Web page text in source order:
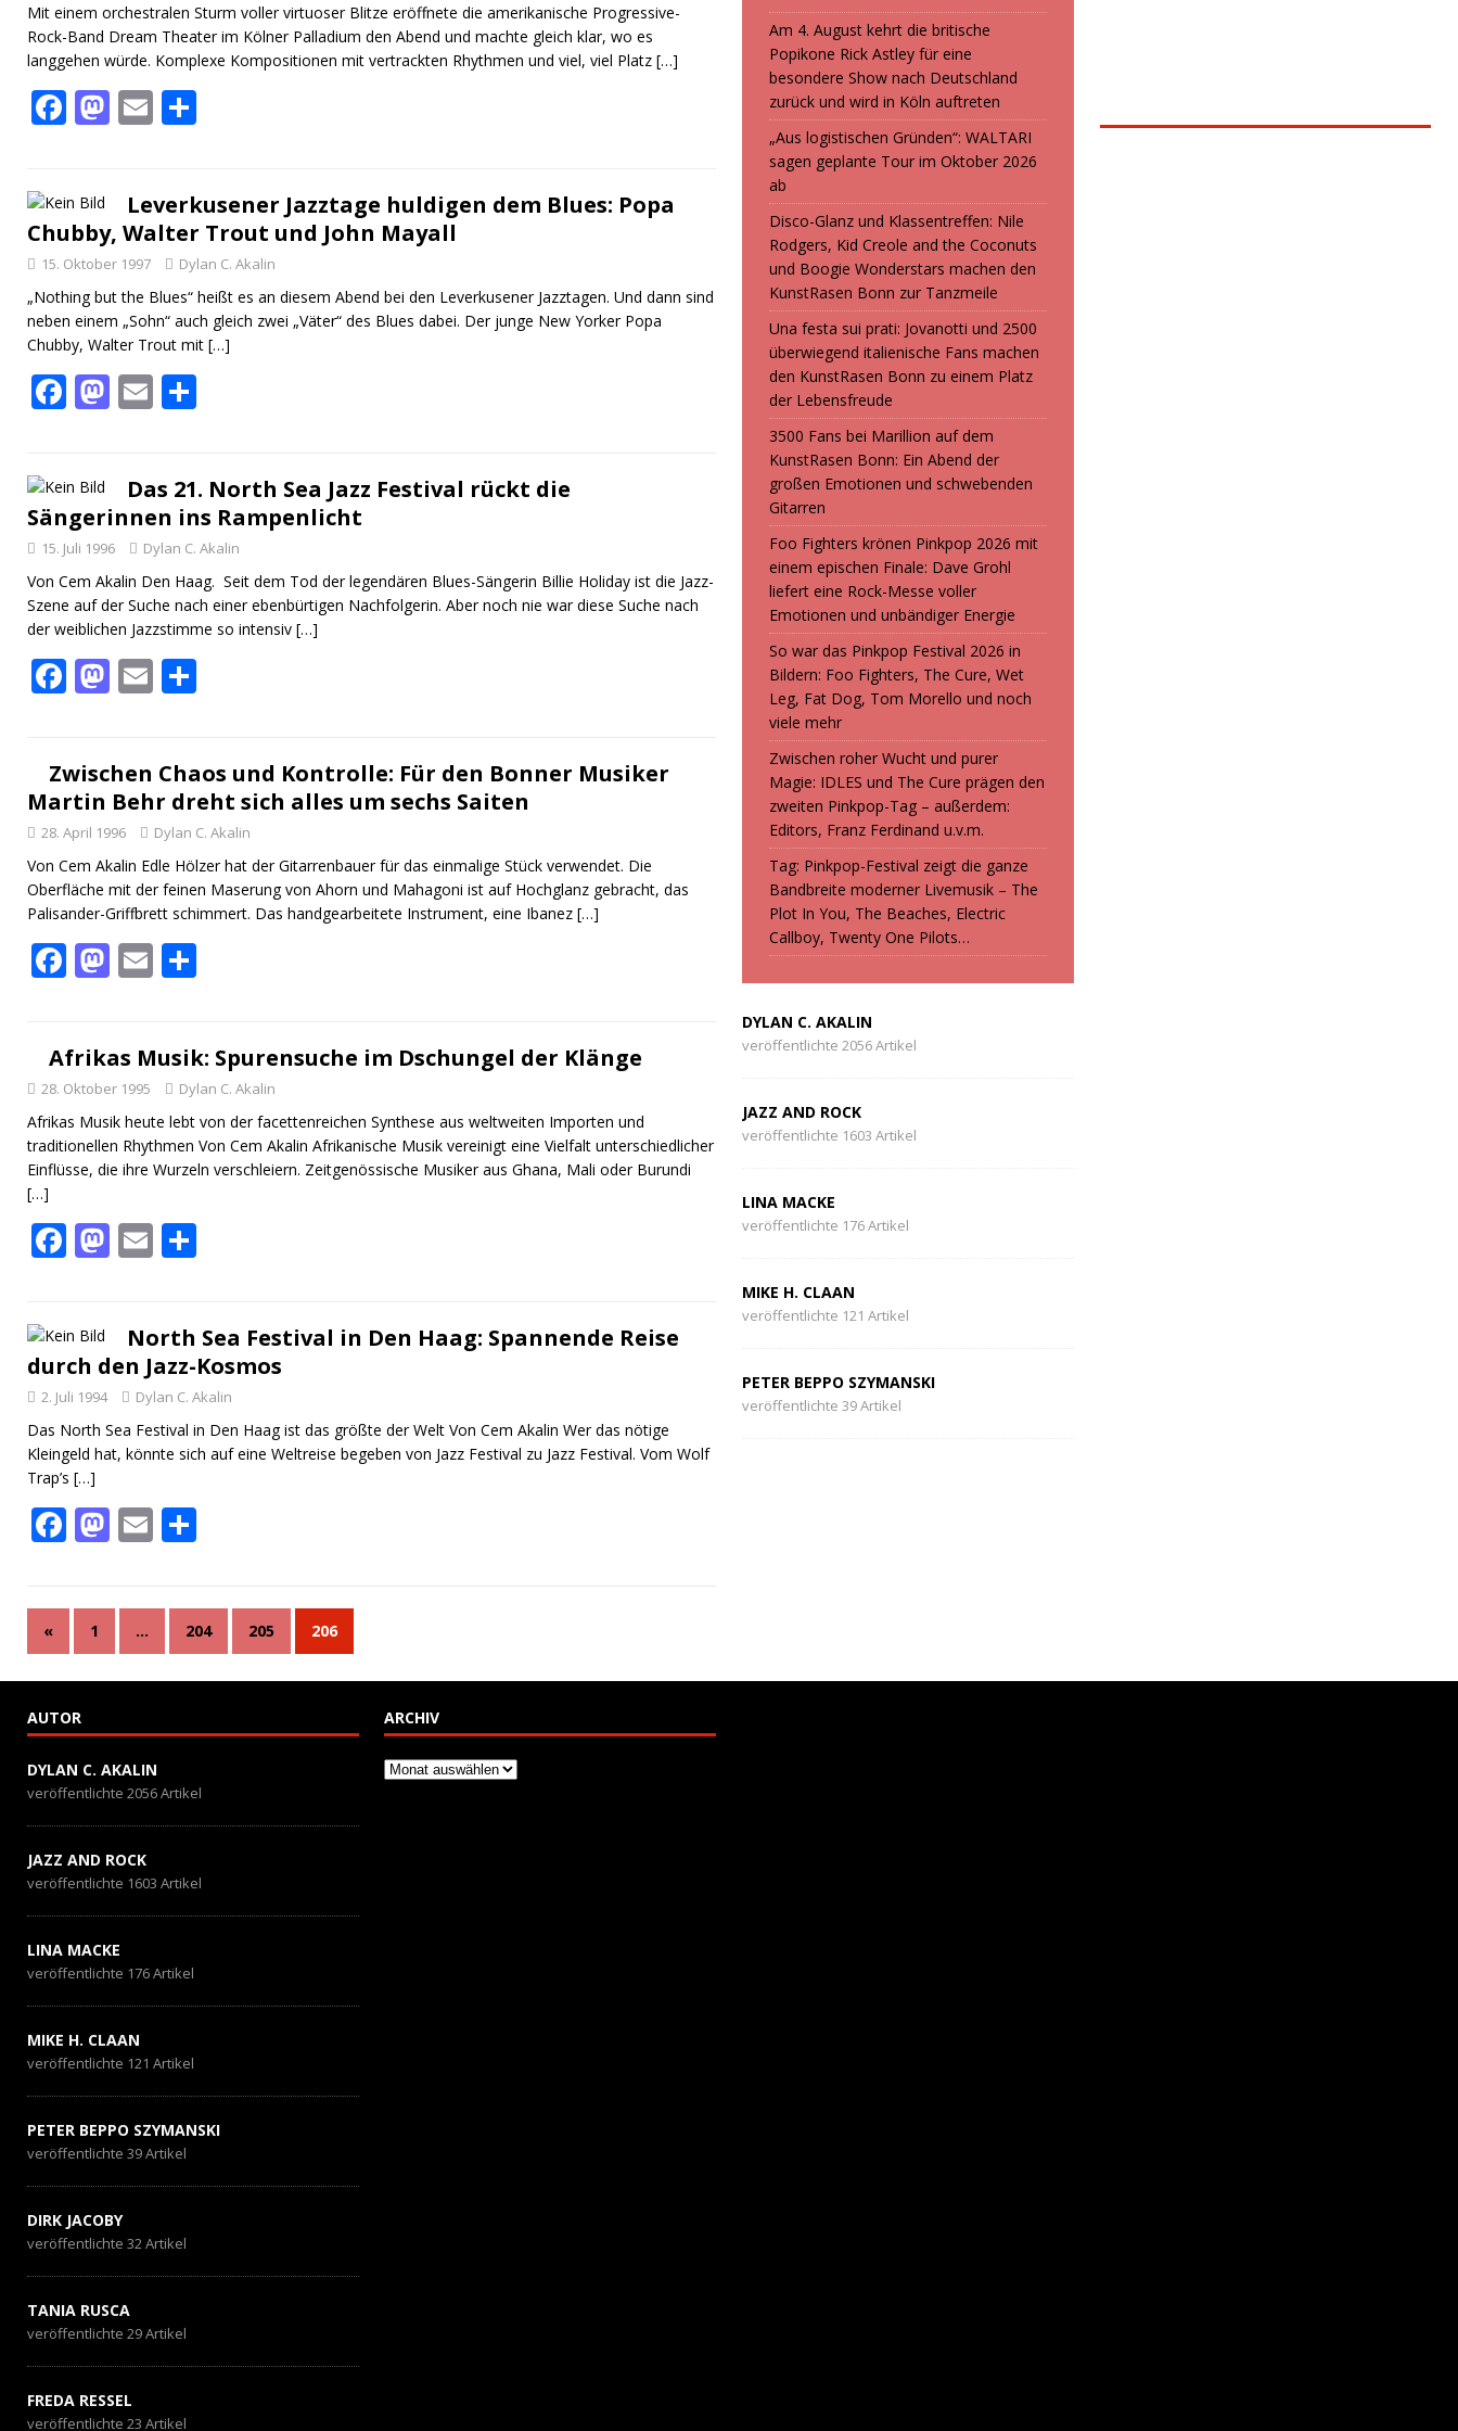
Mit einem orchestralen Sturm voller virtuoser Blitze eröffnete die amerikanische Progressive-
Rock-Band Dream Theater im Kölner Palladium den Abend und machte gleich klar, wo es
langgehen würde. Komplexe Kompositionen mit vertrackten Rhythmen und viel, viel Platz […]
F
b
o
o
k
M
d
o
n
E
l n
Leverkusener Jazztage huldigen dem Blues: Popa
Chubby, Walter Trout und John Mayall
15. Oktober 1997 Dylan C. Akalin
„Nothing but the Blues“ heißt es an diesem Abend bei den Leverkusener Jazztagen. Und dann sind
neben einem „Sohn“ auch gleich zwei „Väter“ des Blues dabei. Der junge New Yorker Popa
Chubby, Walter Trout mit […]
F
b
o
o
k
M
d
o
n
E
l n
Das 21. North Sea Jazz Festival rückt die
Sängerinnen ins Rampenlicht
15. Juli 1996 Dylan C. Akalin
Von Cem Akalin Den Haag. Seit dem Tod der legendären Blues-Sängerin Billie Holiday ist die Jazz-
Szene auf der Suche nach einer ebenbürtigen Nachfolgerin. Aber noch nie war diese Suche nach
der weiblichen Jazzstimme so intensiv […]
F
b
o
o
k
M
d
o
n
E
l n
Zwischen Chaos und Kontrolle: Für den Bonner Musiker
Martin Behr dreht sich alles um sechs Saiten
28. April 1996 Dylan C. Akalin
Von Cem Akalin Edle Hölzer hat der Gitarrenbauer für das einmalige Stück verwendet. Die
Oberfläche mit der feinen Maserung von Ahorn und Mahagoni ist auf Hochglanz gebracht, das
Palisander-Griffbrett schimmert. Das handgearbeitete Instrument, eine Ibanez […]
F
b
o
o
k
M
d
o
n
E
l n
Afrikas Musik: Spurensuche im Dschungel der Klänge
28. Oktober 1995 Dylan C. Akalin
Afrikas Musik heute lebt von der facettenreichen Synthese aus weltweiten Importen und
traditionellen Rhythmen Von Cem Akalin Afrikanische Musik vereinigt eine Vielfalt unterschiedlicher
Einflüsse, die ihre Wurzeln verschleiern. Zeitgenössische Musiker aus Ghana, Mali oder Burundi
[…]
F
b
o
o
k
M
d
o
n
E
l n
North Sea Festival in Den Haag: Spannende Reise
durch den Jazz-Kosmos
2. Juli 1994 Dylan C. Akalin
Das North Sea Festival in Den Haag ist das größte der Welt Von Cem Akalin Wer das nötige
Kleingeld hat, könnte sich auf eine Weltreise begeben von Jazz Festival zu Jazz Festival. Vom Wolf
Trap’s […]
F
o
k
M
o
E
n
« 1 … 204 205 206
Am 4. August kehrt die britische
Popikone Rick Astley für eine
besondere Show nach Deutschland
zurück und wird in Köln auftreten
„Aus logistischen Gründen“: WALTARI
sagen geplante Tour im Oktober 2026
ab
Disco-Glanz und Klassentreffen: Nile
Rodgers, Kid Creole and the Coconuts
und Boogie Wonderstars machen den
KunstRasen Bonn zur Tanzmeile
Una festa sui prati: Jovanotti und 2500
überwiegend italienische Fans machen
den KunstRasen Bonn zu einem Platz
der Lebensfreude
3500 Fans bei Marillion auf dem
KunstRasen Bonn: Ein Abend der
großen Emotionen und schwebenden
Gitarren
Foo Fighters krönen Pinkpop 2026 mit
einem epischen Finale: Dave Grohl
liefert eine Rock-Messe voller
Emotionen und unbändiger Energie
So war das Pinkpop Festival 2026 in
Bildern: Foo Fighters, The Cure, Wet
Leg, Fat Dog, Tom Morello und noch
viele mehr
Zwischen roher Wucht und purer
Magie: IDLES und The Cure prägen den
zweiten Pinkpop-Tag – außerdem:
Editors, Franz Ferdinand u.v.m.
Tag: Pinkpop-Festival zeigt die ganze
Bandbreite moderner Livemusik – The
Plot In You, The Beaches, Electric
Callboy, Twenty One Pilots…
DYLAN C. AKALIN
veröffentlichte 2056 Artikel
JAZZ AND ROCK
veröffentlichte 1603 Artikel
LINA MACKE
veröffentlichte 176 Artikel
MIKE H. CLAAN
veröffentlichte 121 Artikel
PETER BEPPO SZYMANSKI
veröffentlichte 39 Artikel
AUTOR
DYLAN C. AKALIN
veröffentlichte 2056 Artikel
JAZZ AND ROCK
veröffentlichte 1603 Artikel
LINA MACKE
veröffentlichte 176 Artikel
MIKE H. CLAAN
veröffentlichte 121 Artikel
PETER BEPPO SZYMANSKI
veröffentlichte 39 Artikel
DIRK JACOBY
veröffentlichte 32 Artikel
TANIA RUSCA
veröffentlichte 29 Artikel
FREDA RESSEL
veröffentlichte 23 Artikel
ARCHIV
Archiv